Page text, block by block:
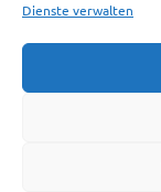
Dienste verwalten
Impressum